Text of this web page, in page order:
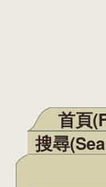
Main menu
首頁
搜尋